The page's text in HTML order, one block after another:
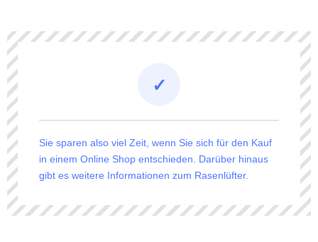
Sie sparen also viel Zeit, wenn Sie sich für den Kauf
in einem Online Shop entschieden. Darüber hinaus
gibt es weitere Informationen zum Rasenlüfter.